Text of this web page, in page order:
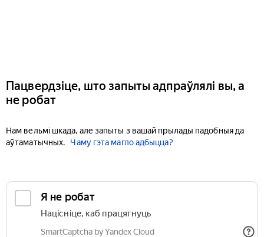
Пацвердзіце, што запыты адпраўлялі вы, а
не робат
Нам вельмі шкада, але запыты з вашай прылады падобныя да
аўтаматычных.
Чаму гэта магло адбыцца?
Я не робат
Націсніце, каб працягнуць
SmartCaptcha by Yandex Cloud